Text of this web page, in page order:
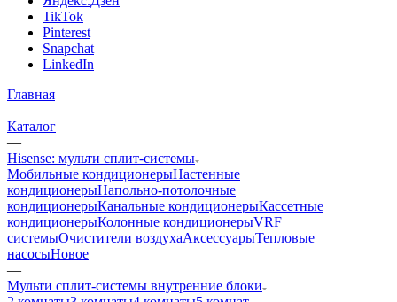
TikTok
Pinterest
Snapchat
LinkedIn
Главная
—
Каталог
—
Hisense: мульти сплит-системы
Мобильные кондиционерыНастенные
кондиционерыНапольно-потолочные
кондиционерыКанальные кондиционерыКассетные
кондиционерыКолонные кондиционерыVRF
системыОчистители воздухаАксессуарыТепловые
насосыНовое
—
Мульти сплит-системы внутренние блоки